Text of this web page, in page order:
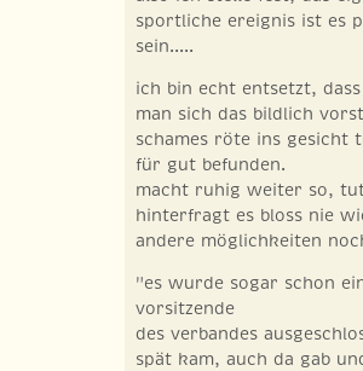
sportliche ereignis ist es
sein.....
ich bin echt entsetzt,
man sich das bildlich
schames röte ins gesicht
für gut befunden.
macht ruhig weiter so,
hinterfragt es bloss nie
andere möglichkeiten
"es wurde sogar schon
vorsitzende
des verbandes
spät kam, auch da gab